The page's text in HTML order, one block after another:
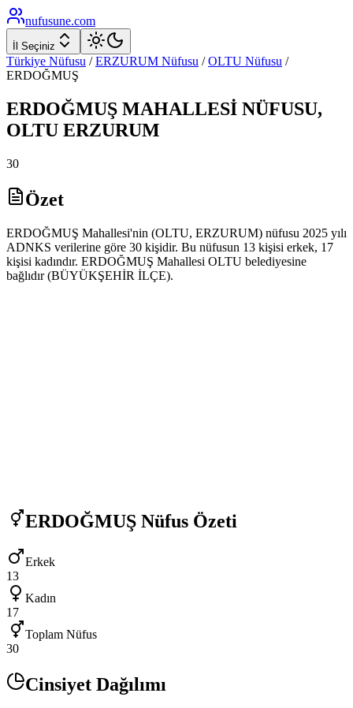
nufusune.com
İl Seçiniz
Türkiye Nüfusu / ERZURUM Nüfusu / OLTU Nüfusu /
ERDOĞMUŞ
ERDOĞMUŞ MAHALLESİ NÜFUSU,
OLTU ERZURUM
30
Özet
ERDOĞMUŞ Mahallesi'nin (OLTU, ERZURUM) nüfusu 2025 yılı
ADNKS verilerine göre 30 kişidir. Bu nüfusun 13 kişisi erkek, 17
kişisi kadındır. ERDOĞMUŞ Mahallesi OLTU belediyesine
bağlıdır (BÜYÜKŞEHİR İLÇE).
ERDOĞMUŞ Nüfus Özeti
Erkek
13
Kadın
17
Toplam Nüfus
30
Cinsiyet Dağılımı